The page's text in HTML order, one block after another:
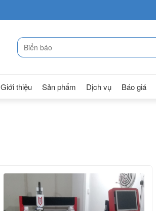
Giới thiệu Sản phẩm Dịch vụ Báo giá